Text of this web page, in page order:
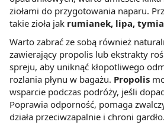
ziołami do przygotowania naparu.
takie zioła jak rumianek, lipa,
Warto zabrać ze sobą również
zawierający propolis lub ekstrakty
spreju, aby uniknąć kłopotliwego
rozlania płynu w bagażu. Propolis
wsparcie podczas podróży, jeśli
Poprawia odporność, pomaga
działa przeciwzapalnie i chroni gardło.